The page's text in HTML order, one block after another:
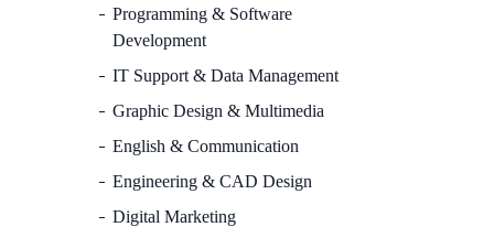
Programming & Software
Development
IT Support & Data Management
Graphic Design & Multimedia
English & Communication
Engineering & CAD Design
Digital Marketing